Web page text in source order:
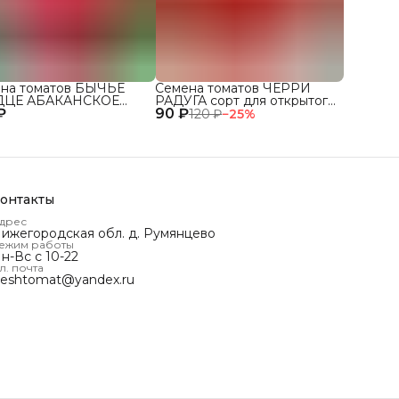
томатов БЫЧЬЕ
АБАКАНСКОЕ
открытого грунта 90 ₽120 ₽−25%
Семена томатов ЧЕРРИ
РАДУГА сорт для открытого
грунта и теплиц
обл. д. Румянцево
работы
Вс с 10-22
почта